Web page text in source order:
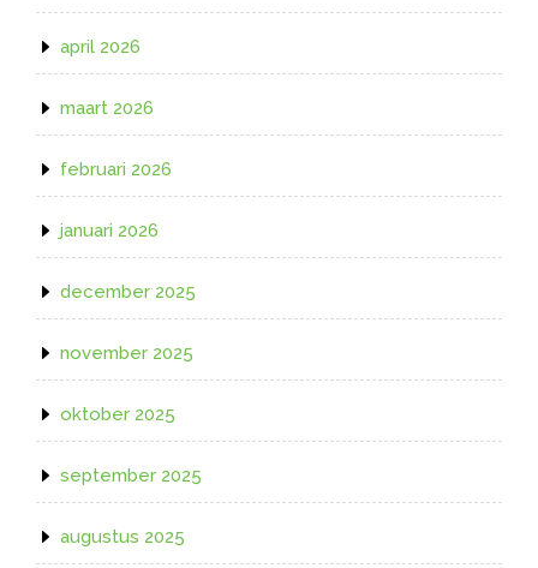
april 2026
maart 2026
februari 2026
januari 2026
december 2025
november 2025
oktober 2025
september 2025
augustus 2025